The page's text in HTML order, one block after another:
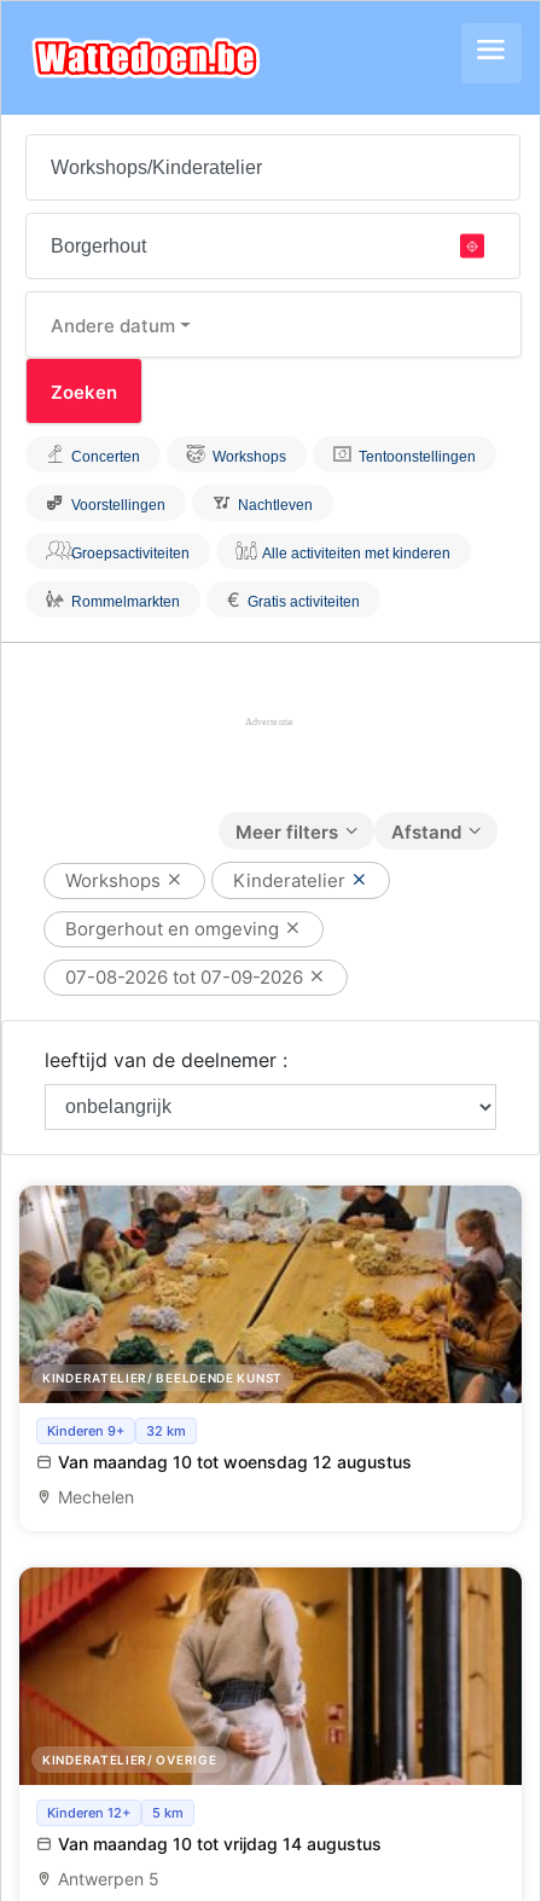
Andere datum
Concerten Workshops Tentoonstellingen
Voorstellingen Nachtleven
Groepsactiviteiten Alle activiteiten met kinderen
Rommelmarkten € Gratis activiteiten
Afstand
Meer filters
Workshops Kinderatelier
Borgerhout en omgeving
07-08-2026 tot 07-09-2026
leeftijd van de deelnemer :
KINDERATELIER/ BEELDENDE KUNST
Creatief zomerkamp in Mechelen – creatieve driedaagse
voor kinderen
Kinderen 9+ 32 km
Van maandag 10 tot woensdag 12 augustus
Mechelen
KINDERATELIER/ OVERIGE
Fashion Restyling Lab_Antwerpen_Week7
Kinderen 12+ 5 km
Van maandag 10 tot vrijdag 14 augustus
Antwerpen 5